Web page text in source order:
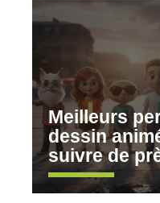
Meilleurs
dessin
suivre de